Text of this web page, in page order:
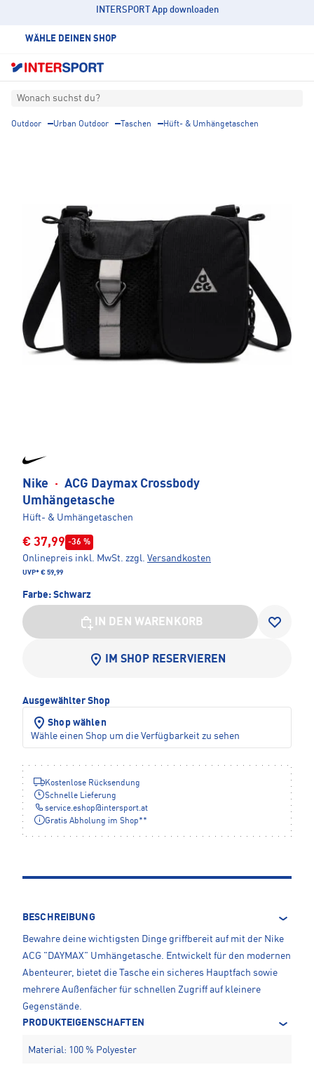
INTERSPORT App downloaden
WÄHLE DEINEN SHOP
Wonach suchst du?
Outdoor Urban Outdoor Taschen Hüft- & Umhängetaschen
Nike · ACG Daymax Crossbody
Umhängetasche
Hüft- & Umhängetaschen
€ 37,99 -36 %
Onlinepreis inkl. MwSt. zzgl. Versandkosten
UVP* € 59,99
Farbe: Schwarz
IN DEN WARENKORB
IM SHOP RESERVIEREN
Ausgewählter Shop
Shop wählen
Wähle einen Shop um die Verfügbarkeit zu sehen
Kostenlose Rücksendung
Schnelle Lieferung
service.eshop@ intersport.at
Gratis Abholung im Shop**
BESCHREIBUNG
Bewahre deine wichtigsten Dinge griffbereit auf mit der Nike
ACG "DAYMAX" Umhängetasche. Entwickelt für den modernen
Abenteurer, bietet die Tasche ein sicheres Hauptfach sowie
mehrere Außenfächer für schnellen Zugriff auf kleinere
Gegenstände.
PRODUKTEIGENSCHAFTEN
Material: 100 % Polyester